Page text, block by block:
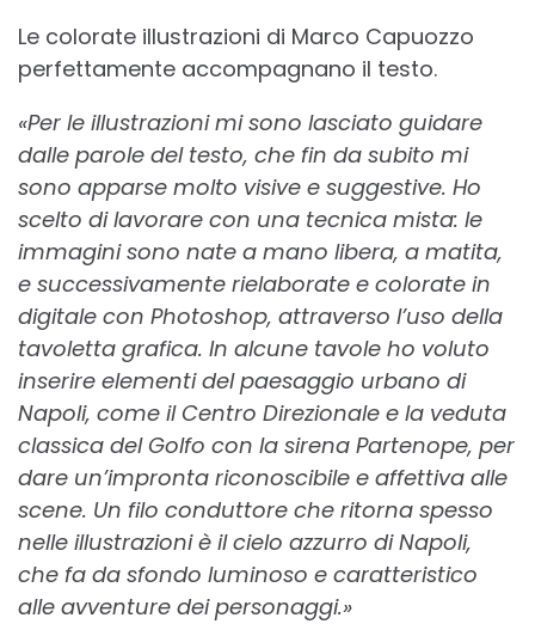
Le colorate illustrazioni di Marco Capuozzo
perfettamente accompagnano il testo.
«Per le illustrazioni mi sono lasciato guidare
dalle parole del testo, che fin da subito mi
sono apparse molto visive e suggestive. Ho
scelto di lavorare con una tecnica mista: le
immagini sono nate a mano libera, a matita,
e successivamente rielaborate e colorate in
digitale con Photoshop, attraverso l’uso della
tavoletta grafica. In alcune tavole ho voluto
inserire elementi del paesaggio urbano di
Napoli, come il Centro Direzionale e la veduta
classica del Golfo con la sirena Partenope, per
dare un’impronta riconoscibile e affettiva alle
scene. Un filo conduttore che ritorna spesso
nelle illustrazioni è il cielo azzurro di Napoli,
che fa da sfondo luminoso e caratteristico
alle avventure dei personaggi.»